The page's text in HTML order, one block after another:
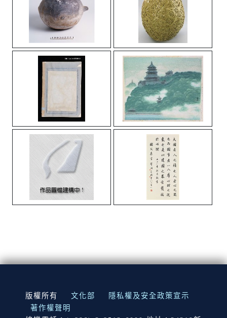
:::
版權所有 文化部
隱私權及安全政策宣示
著作權聲明